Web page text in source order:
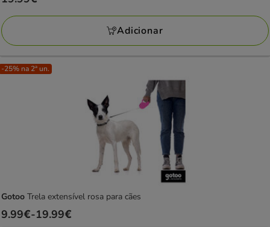
19.99€
Adicionar
-25% na 2ª un.
Gotoo Trela extensível rosa para cães
Preço
9.99€-19.99€